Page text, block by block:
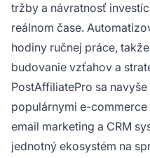
tržby a návratnosť
reálnom čase.
hodiny ručnej práce,
budovanie vzťahov a
PostAffiliatePro sa
populárnymi e-
email marketing a CRM
jednotný ekosystém na